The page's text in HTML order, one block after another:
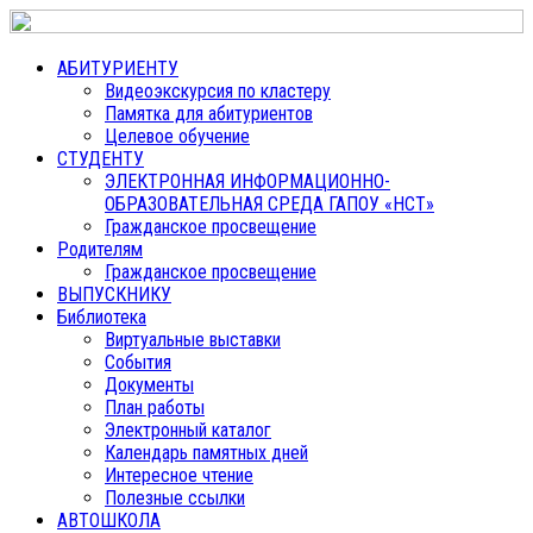
АБИТУРИЕНТУ
Видеоэкскурсия по кластеру
Памятка для абитуриентов
Целевое обучение
СТУДЕНТУ
ЭЛЕКТРОННАЯ ИНФОРМАЦИОННО-
ОБРАЗОВАТЕЛЬНАЯ СРЕДА ГАПОУ «НСТ»
Гражданское просвещение
Родителям
Гражданское просвещение
ВЫПУСКНИКУ
Библиотека
Виртуальные выставки
События
Документы
План работы
Электронный каталог
Календарь памятных дней
Интересное чтение
Полезные ссылки
АВТОШКОЛА